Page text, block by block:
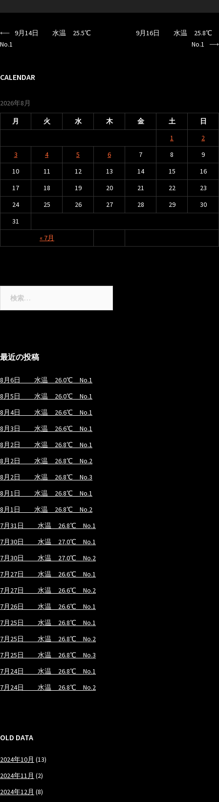
投
ビ
ゲ
ー
シ
ョ
ン
⟵ 9月14日 水温 25.5℃
No.1
9月16日 水温 25.8℃
No.1
⟶
CALENDAR
2026年8月
月 火 水 木 金 土 日
« 7月
1
2
3
4 5 6 7 8
9
10
11 12 13 14 15
16
17
18 19 20 21 22
23
24
25 26 27 28 29
30
31
最近の投稿
8月6日 水温 26.0℃ No.1
8月5日 水温 26.0℃ No.1
8月4日 水温 26.6℃ No.1
8月3日 水温 26.6℃ No.1
8月2日 水温 26.8℃ No.1
8月2日 水温 26.8℃ No.2
8月2日 水温 26.8℃ No.3
8月1日 水温 26.8℃ No.1
8月1日 水温 26.8℃ No.2
7月31日 水温 26.8℃ No.1
7月30日 水温 27.0℃ No.1
7月30日 水温 27.0℃ No.2
7月27日 水温 26.6℃ No.1
7月27日 水温 26.6℃ No.2
7月26日 水温 26.6℃ No.1
7月25日 水温 26.8℃ No.1
7月25日 水温 26.8℃ No.2
7月25日 水温 26.8℃ No.3
7月24日 水温 26.8℃ No.1
7月24日 水温 26.8℃ No.2
OLD DATA
2024年10月 (13)
2024年11月 (2)
2024年12月 (8)